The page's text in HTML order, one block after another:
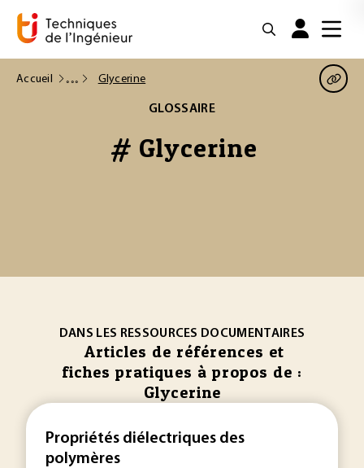
Accueil Glycerine
GLOSSAIRE
# Glycerine
DANS LES RESSOURCES DOCUMENTAIRES
Articles de références et
fiches pratiques à propos de :
Glycerine
Propriétés diélectriques des
polymères